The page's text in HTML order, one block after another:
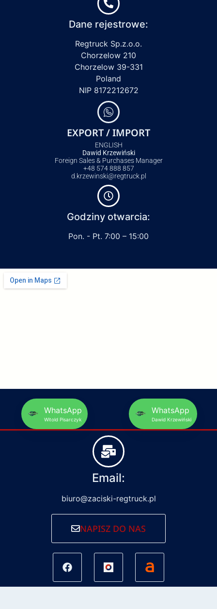
Dane rejestrowe:
Regtruck Sp.z.o.o.
Chorzelow 210
Chorzelow 39-331
Poland
NIP 8172212672
EXPORT / IMPORT
ENGLISH
Dawid Krzewiński
Foreign Sales & Purchases Manager
+48 574 888 857
d.krzewinski@regtruck.pl
Godziny otwarcia:
Pon. - Pt. 7:00 – 15:00
WhatsApp
Witold Pisarczyk
WhatsApp
Dawid Krzewiński
Email:
biuro@zaciski-regtruck.pl
NAPISZ DO NAS